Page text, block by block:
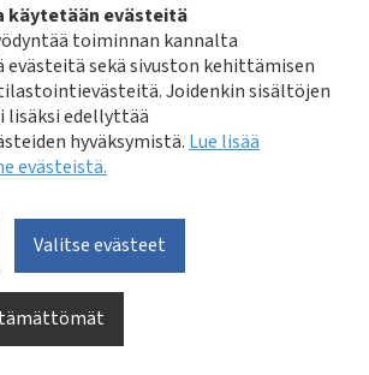
käytetään evästeitä
toiminnan kannalta
sekä sivuston kehittämisen
Joidenkin sisältöjen
lisäksi edellyttää
hyväksymistä. Lue lisää
evästeistä.​​​​​​
Valitse evästeet
lannoitekäytön
arviointiin - tarkastelussa haitta-
Suomen ympäristökeskus
€
jätevesiprofessuuri viidelle
2018 – 2023, Aalto-yliopisto, 100
2018-2023)
innovaatioklusteri),
CADWES tutkimusryhmä,
2018-2019)
liittyä ehtoja, jotka ilmoitamme